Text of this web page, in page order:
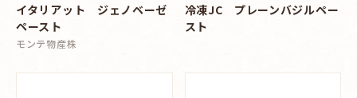
イタリアット ジェノベーゼ
ペースト
モンテ物産株
冷凍JC プレーンバジルペー
スト